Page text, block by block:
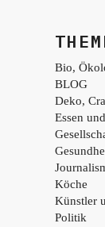
Bio,
BLOG
Deko,
Essen
Köche
Künstler
Politik